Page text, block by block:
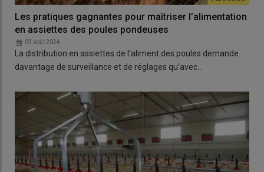
Les pratiques gagnantes pour maîtriser l’alimentation
en assiettes des poules pondeuses
09 août 2024
La distribution en assiettes de l’aliment des poules demande
davantage de surveillance et de réglages qu’avec…